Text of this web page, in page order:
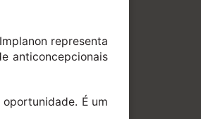
representa
anticoncepcionais
É um